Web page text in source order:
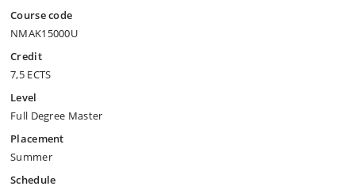
Course code
NMAK15000U
Credit
7,5 ECTS
Level
Full Degree Master
Placement
Summer
Schedule